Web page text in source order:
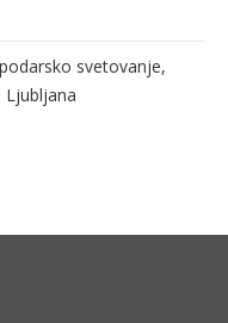
svetovanje,
Ljubljana